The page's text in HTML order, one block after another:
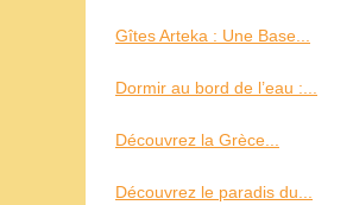
Gîtes Arteka : Une Base...
Dormir au bord de l’eau :...
Découvrez la Grèce...
Découvrez le paradis du...